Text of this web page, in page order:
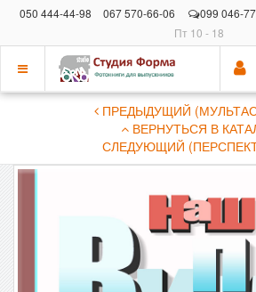
050 444-44-98 067 570-66-06 099 046-
Пт 10 - 18
Показать
ПРЕДЫДУЩИЙ
ВЕРНУТЬСЯ В
СЛЕДУЮЩИЙ